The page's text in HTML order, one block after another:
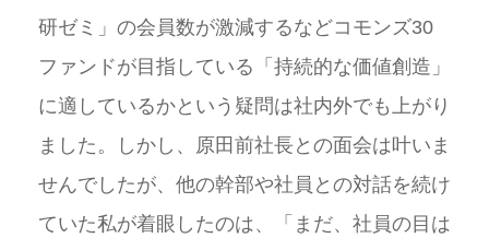
研ゼミ」の会員数が激減するなどコモンズ30
ファンドが目指している「持続的な価値創造」
に適しているかという疑問は社内外でも上がり
ました。しかし、原田前社長との面会は叶いま
せんでしたが、他の幹部や社員との対話を続け
ていた私が着眼したのは、「まだ、社員の目は